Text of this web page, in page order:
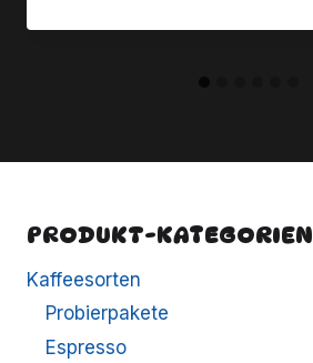
PRODUKT-KATEGORIEN
Kaffeesorten
Probierpakete
Espresso